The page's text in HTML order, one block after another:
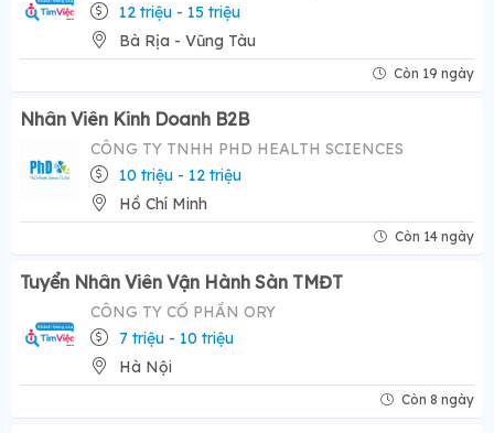
12 triệu - 15 triệu
Bà Rịa - Vũng Tàu
Còn 19 ngày
Nhân Viên Kinh Doanh B2B
CÔNG TY TNHH PHD HEALTH SCIENCES
10 triệu - 12 triệu
Hồ Chí Minh
Còn 14 ngày
Tuyển Nhân Viên Vận Hành Sàn TMĐT
CÔNG TY CỔ PHẦN ORY
7 triệu - 10 triệu
Hà Nội
Còn 8 ngày